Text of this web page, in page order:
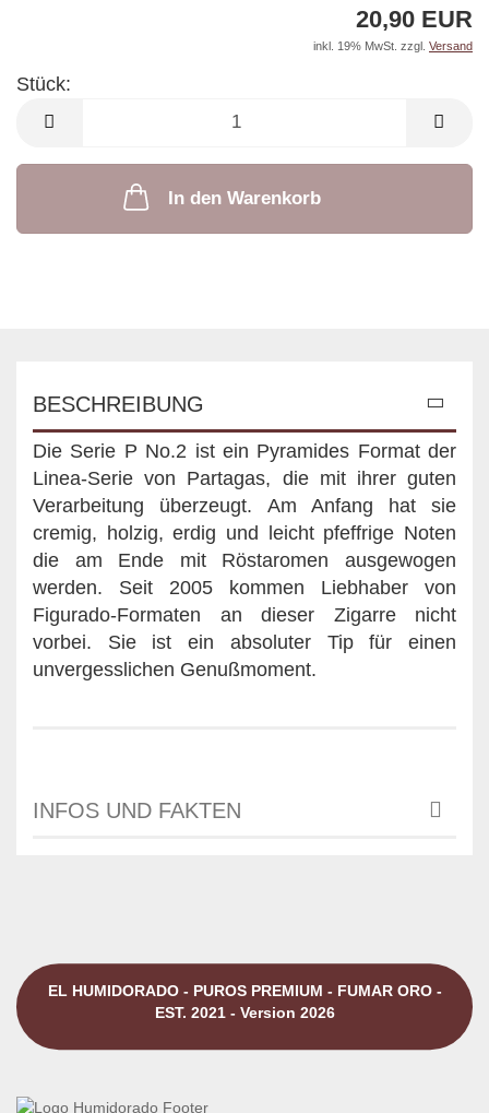
20,90 EUR
inkl. 19% MwSt. zzgl. Versand
Stück:
Stück
In den Warenkorb
BESCHREIBUNG
Die Serie P No.2 ist ein Pyramides Format der
Linea-Serie von Partagas, die mit ihrer guten
Verarbeitung überzeugt. Am Anfang hat sie
cremig, holzig, erdig und leicht pfeffrige Noten
die am Ende mit Röstaromen ausgewogen
werden. Seit 2005 kommen Liebhaber von
Figurado-Formaten an dieser Zigarre nicht
vorbei. Sie ist ein absoluter Tip für einen
unvergesslichen Genußmoment.
INFOS UND FAKTEN
EL HUMIDORADO - PUROS PREMIUM - FUMAR ORO -
EST. 2021 - Version 2026